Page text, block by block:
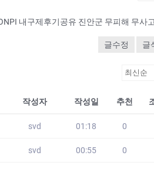
글수정 글
작성자 작성일 추천
svd 01:18 0
svd 00:55 0